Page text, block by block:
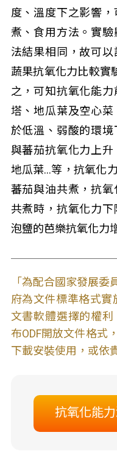
度、溫度下之影響
煮、食用方法。實
法結果相同，故可
蔬果抗氧化力比較實
之，可知抗氧化能
塔、地瓜葉及空心
於低溫、弱酸的環
與蕃茄抗氧化力上升
地瓜葉…等，抗氧化
蕃茄與油共煮，抗
共煮時，抗氧化力下
泡鹽的芭樂抗氧化力
「為配合國家發展委
府為文件標準格式實
文書軟體選擇的權
布ODF開放文件格式
下載安裝使用，或依
抗氧化能